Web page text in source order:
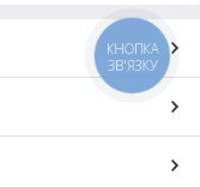
КНОПКА
ЗВ'ЯЗКУ